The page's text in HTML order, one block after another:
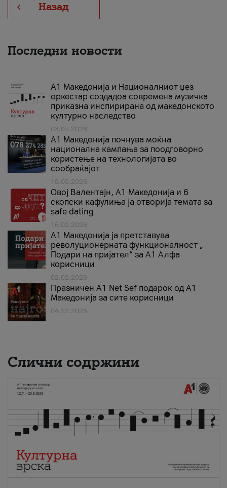
Назад
Последни новости
А1 Македонија и Националниот џез
оркестар создадоа современа музичка
приказна инспирирана од македонското
културно наследство
03.07.2026
A1 Македонија почнува моќна
национална кампања за поодговорно
користење на технологијата во
сообраќајот
18.05.2026
Овој Валентајн, A1 Македонија и 6
скопски кафулиња ја отворија темата за
safe dating
16.02.2026
А1 Македонија ја претставува
револуционерната функционалност „
Подари на пријател“ за А1 Алфа
корисници
02.02.2026
Празничен A1 Net Sеf подарок од А1
Македонија за сите корисници
04.12.2025
Слични содржини